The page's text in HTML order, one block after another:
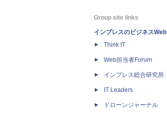
Group site links
インプレスのビジネスWeb
Think IT
Web担当者Forum
インプレス総合研究所
IT Leaders
ドローンジャーナル